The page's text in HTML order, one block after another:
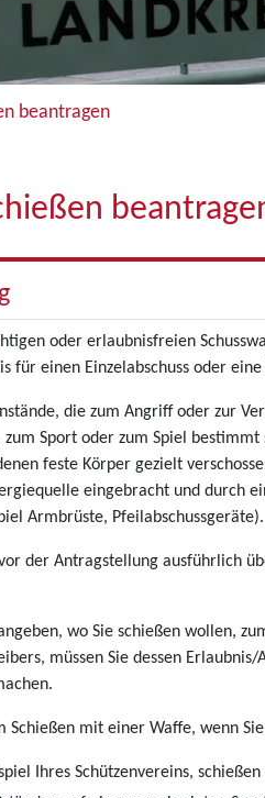
beantragen
oder erlaubnisfreien
für einen Einzelabschuss oder
die zum Angriff oder zur
Sport oder zum Spiel bestimmt
feste Körper gezielt
eingebracht und durch
Armbrüste, Pfeilabschussgeräte).
der Antragstellung ausführlich
wo Sie schießen wollen,
müssen Sie dessen
Schießen mit einer Waffe, wenn Sie
Ihres Schützenvereins,